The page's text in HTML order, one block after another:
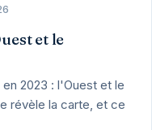
et le
2023 : l'Ouest et le
révèle la carte, et ce